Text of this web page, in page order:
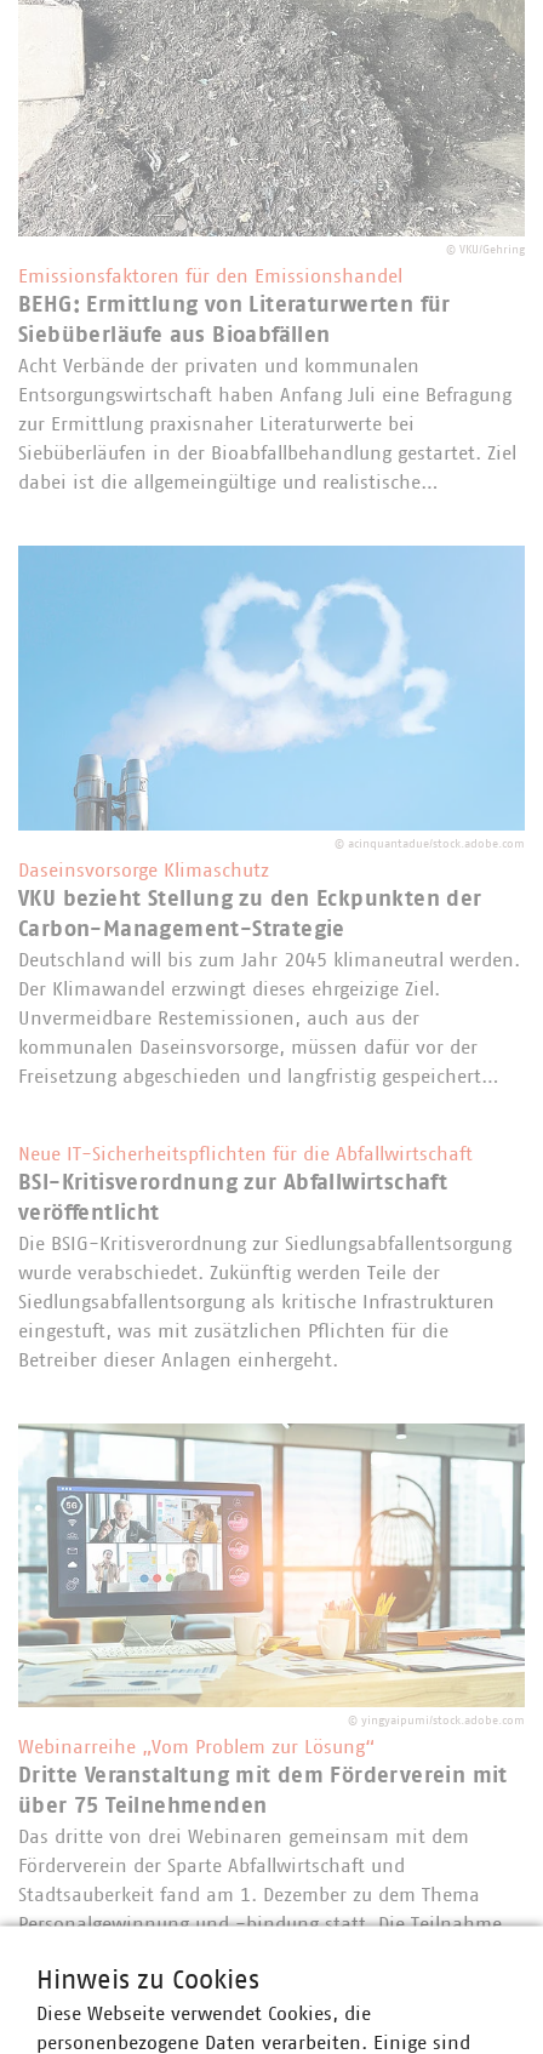
© VKU/Gehring
Emissionsfaktoren für den Emissionshandel
BEHG: Ermittlung von Literaturwerten für
Siebüberläufe aus Bioabfällen
Acht Verbände der privaten und kommunalen
Entsorgungswirtschaft haben Anfang Juli eine Befragung
zur Ermittlung praxisnaher Literaturwerte bei
Siebüberläufen in der Bioabfallbehandlung gestartet. Ziel
dabei ist die allgemeingültige und realistische…
© acinquantadue/stock.adobe.com
Daseinsvorsorge Klimaschutz
VKU bezieht Stellung zu den Eckpunkten der
Carbon-Management-Strategie
Deutschland will bis zum Jahr 2045 klimaneutral werden.
Der Klimawandel erzwingt dieses ehrgeizige Ziel.
Unvermeidbare Restemissionen, auch aus der
kommunalen Daseinsvorsorge, müssen dafür vor der
Freisetzung abgeschieden und langfristig gespeichert…
Neue IT-Sicherheitspflichten für die Abfallwirtschaft
BSI-Kritisverordnung zur Abfallwirtschaft
veröffentlicht
Die BSIG-Kritisverordnung zur Siedlungsabfallentsorgung
wurde verabschiedet. Zukünftig werden Teile der
Siedlungsabfallentsorgung als kritische Infrastrukturen
eingestuft, was mit zusätzlichen Pflichten für die
Betreiber dieser Anlagen einhergeht.
© yingyaipumi/stock.adobe.com
Webinarreihe „Vom Problem zur Lösung“
Dritte Veranstaltung mit dem Förderverein mit
über 75 Teilnehmenden
Das dritte von drei Webinaren gemeinsam mit dem
Förderverein der Sparte Abfallwirtschaft und
Stadtsauberkeit fand am 1. Dezember zu dem Thema
Personalgewinnung und -bindung statt. Die Teilnahme
Hinweis zu Cookies
Diese Webseite verwendet Cookies, die
personenbezogene Daten verarbeiten. Einige sind